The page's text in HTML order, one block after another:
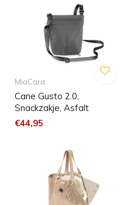
MiaCara
Cane Gusto 2.0,
Snackzakje, Asfalt
€44,95